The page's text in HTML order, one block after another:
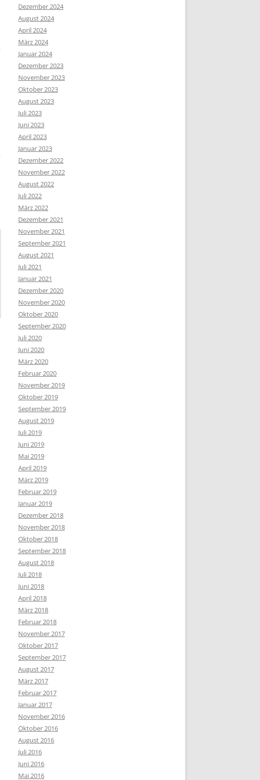
Dezember 2024
August 2024
April 2024
März 2024
Januar 2024
Dezember 2023
November 2023
Oktober 2023
August 2023
Juli 2023
Juni 2023
April 2023
Januar 2023
Dezember 2022
November 2022
August 2022
Juli 2022
März 2022
Dezember 2021
November 2021
September 2021
August 2021
Juli 2021
Januar 2021
Dezember 2020
November 2020
Oktober 2020
September 2020
Juli 2020
Juni 2020
März 2020
Februar 2020
November 2019
Oktober 2019
September 2019
August 2019
Juli 2019
Juni 2019
Mai 2019
April 2019
März 2019
Februar 2019
Januar 2019
Dezember 2018
November 2018
Oktober 2018
September 2018
August 2018
Juli 2018
Juni 2018
April 2018
März 2018
Februar 2018
November 2017
Oktober 2017
September 2017
August 2017
März 2017
Februar 2017
Januar 2017
November 2016
Oktober 2016
August 2016
Juli 2016
Juni 2016
Mai 2016